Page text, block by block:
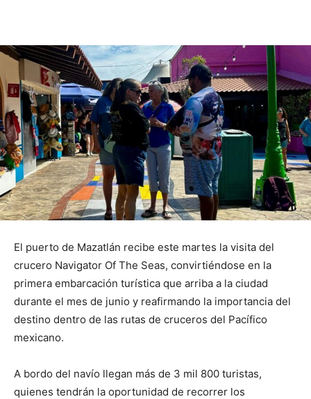
El puerto de Mazatlán recibe este martes la visita del
crucero Navigator Of The Seas, convirtiéndose en la
primera embarcación turística que arriba a la ciudad
durante el mes de junio y reafirmando la importancia del
destino dentro de las rutas de cruceros del Pacífico
mexicano.
A bordo del navío llegan más de 3 mil 800 turistas,
quienes tendrán la oportunidad de recorrer los